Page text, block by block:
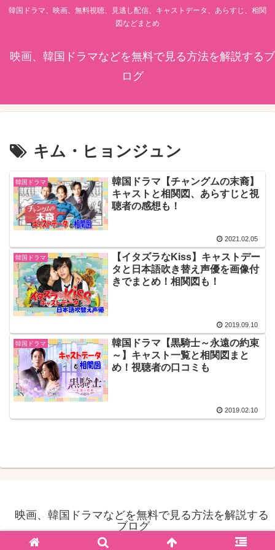
韓国ドラマ、映画、無料視聴、見逃し配信、キャストデータ、あらすじ、相関
図などまとめ
映画、韓国ドラマなどを無料で見る方法を解説するブ
ログ
キム・ヒョンジュン
韓国ドラマ
韓国ドラマ【チャングムの末裔】
キャストと相関図、あらすじと視
聴者の感想も！
2021.02.05
韓国ドラマ
【イタズラなKiss】キャストデー
タと日本語吹き替え声優を画像付
きでまとめ！相関図も！
2019.09.10
韓国ドラマ
韓国ドラマ【黒騎士～永遠の約束
～】キャスト一覧と相関図まと
め！視聴者の口コミも
2019.02.10
映画、韓国ドラマなどを無料で見る方法を解説する
ブログ
© 2018 映画、韓国ドラマなどを無料で見る方法を解説するブログ.